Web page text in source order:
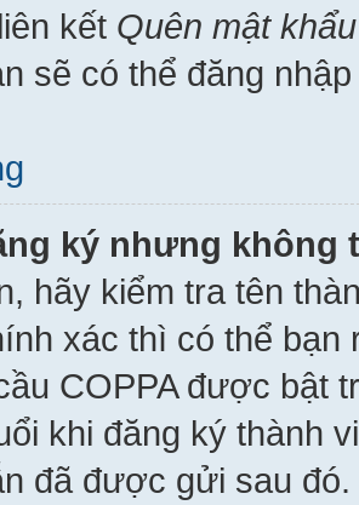
kết Quên mật khẩu
sẽ có thể đăng
ký nhưng không
hãy kiểm tra tên
xác thì có thể
COPPA được bật
khi đăng ký thành
đã được gửi sau